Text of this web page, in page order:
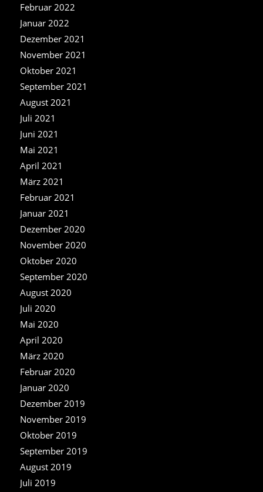
Februar 2022
Januar 2022
Dezember 2021
November 2021
Oktober 2021
September 2021
August 2021
Juli 2021
Juni 2021
Mai 2021
April 2021
März 2021
Februar 2021
Januar 2021
Dezember 2020
November 2020
Oktober 2020
September 2020
August 2020
Juli 2020
Mai 2020
April 2020
März 2020
Februar 2020
Januar 2020
Dezember 2019
November 2019
Oktober 2019
September 2019
August 2019
Juli 2019